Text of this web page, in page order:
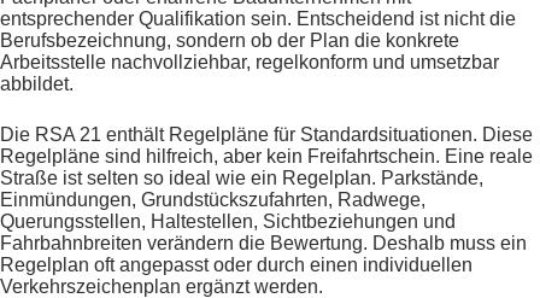
entsprechender Qualifikation sein. Entscheidend ist nicht die
Berufsbezeichnung, sondern ob der Plan die konkrete
Arbeitsstelle nachvollziehbar, regelkonform und umsetzbar
abbildet.
Die RSA 21 enthält Regelpläne für Standardsituationen. Diese
Regelpläne sind hilfreich, aber kein Freifahrtschein. Eine reale
Straße ist selten so ideal wie ein Regelplan. Parkstände,
Einmündungen, Grundstückszufahrten, Radwege,
Querungsstellen, Haltestellen, Sichtbeziehungen und
Fahrbahnbreiten verändern die Bewertung. Deshalb muss ein
Regelplan oft angepasst oder durch einen individuellen
Verkehrszeichenplan ergänzt werden.